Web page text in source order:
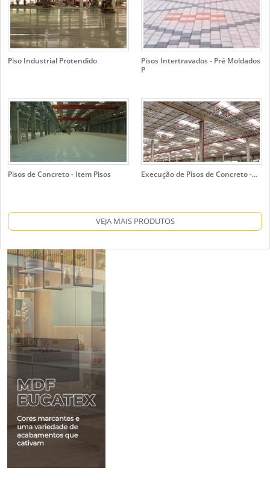
Piso Industrial Protendido
Pisos Intertravados - Pré Moldados
P
Pisos de Concreto - Item Pisos Execução de Pisos de Concreto -...
VEJA MAIS PRODUTOS